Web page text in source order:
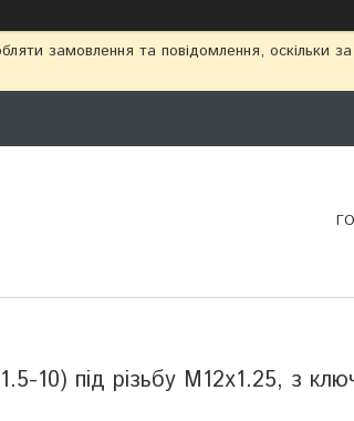
замовлення та повідомлення, оскільки
10) під різьбу М12х1.25, з